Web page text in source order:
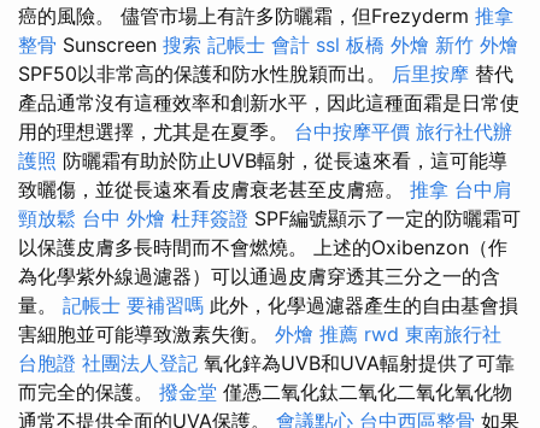
癌的風險。 儘管市場上有許多防曬霜，但Frezyderm 推拿
整骨 Sunscreen 搜索 記帳士 會計 ssl 板橋 外燴 新竹 外燴
SPF50以非常高的保護和防水性脫穎而出。 后里按摩 替代
產品通常沒有這種效率和創新水平，因此這種面霜是日常使
用的理想選擇，尤其是在夏季。 台中按摩平價 旅行社代辦
護照 防曬霜有助於防止UVB輻射，從長遠來看，這可能導
致曬傷，並從長遠來看皮膚衰老甚至皮膚癌。 推拿 台中肩
頸放鬆 台中 外燴 杜拜簽證 SPF編號顯示了一定的防曬霜可
以保護皮膚多長時間而不會燃燒。 上述的Oxibenzon（作
為化學紫外線過濾器）可以通過皮膚穿透其三分之一的含
量。 記帳士 要補習嗎 此外，化學過濾器產生的自由基會損
害細胞並可能導致激素失衡。 外燴 推薦 rwd 東南旅行社
台胞證 社團法人登記 氧化鋅為UVB和UVA輻射提供了可靠
而完全的保護。 撥金堂 僅憑二氧化鈦二氧化二氧化氧化物
通常不提供全面的UVA保護。 會議點心 台中西區整骨 如果